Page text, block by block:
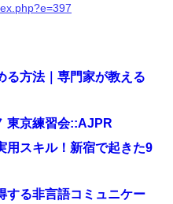
る方法｜専門家が教える
東京練習会::AJPR
用スキル！新宿で起きた9
する非言語コミュニケー